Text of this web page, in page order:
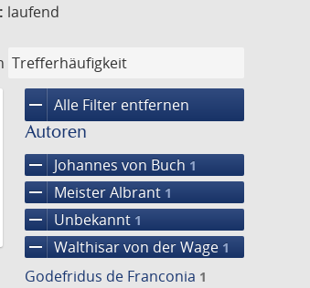
laufend
remove Alle Filter entfernen
Autoren
remove Johannes von Buch 1
remove Meister Albrant 1
remove Unbekannt 1
remove Walthisar von der Wage 1
Godefridus de Franconia 1